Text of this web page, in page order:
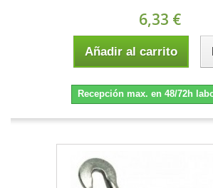
6,33 €
Añadir al carrito
Recepción max. en 48/72h